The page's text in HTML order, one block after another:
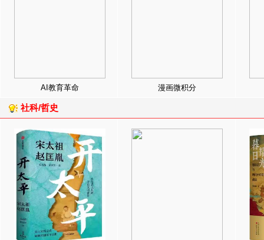
AI教育革命 漫画微积分
社科/哲史